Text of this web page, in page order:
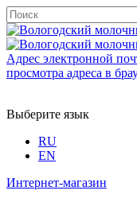
Адрес электронной
просмотра адреса в
Выберите язык
RU
EN
Интернет-магазин